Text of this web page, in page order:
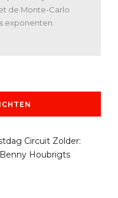
de Monte-Carlo
exponenten.
Circuit Zolder:
Houbrigts